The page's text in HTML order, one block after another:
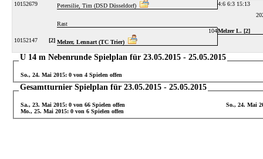
10152679
Petersilie, Tim (DSD Düsseldorf)
4:6 6:3 15:13
Rast
104Melzer L. [2]
10152147
[2] Melzer, Lennart (TC Trier)
U 14 m Nebenrunde Spielplan für 23.05.2015 - 25.05.2015
So., 24. Mai 2015: 0 von 4 Spielen offen
Gesamtturnier Spielplan für 23.05.2015 - 25.05.2015
Sa., 23. Mai 2015: 0 von 66 Spielen offen
So., 24. Mai
Mo., 25. Mai 2015: 0 von 6 Spielen offen